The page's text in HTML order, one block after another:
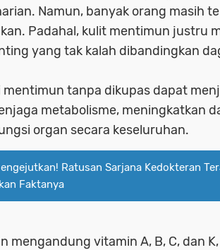
Namun, banyak orang masih
Padahal, kulit mentimun justru
yang tak kalah dibandingkan
mentimun tanpa dikupas dapat
metabolisme, meningkatkan
organ secara keseluruhan.
Ratusan Sarjana Kedokteran
Faktanya
mengandung vitamin A, B, C, dan